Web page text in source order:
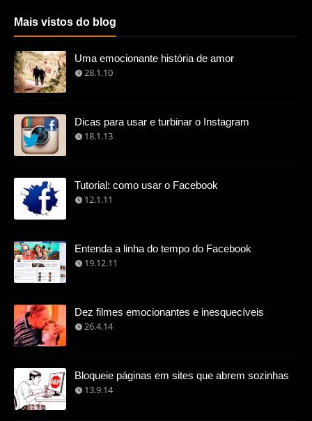
Mais vistos do blog
Uma emocionante história de amor
28.1.10
Dicas para usar e turbinar o Instagram
18.1.13
Tutorial: como usar o Facebook
12.1.11
Entenda a linha do tempo do Facebook
19.12.11
Dez filmes emocionantes e inesquecíveis
26.4.14
Bloqueie páginas em sites que abrem sozinhas
13.9.14